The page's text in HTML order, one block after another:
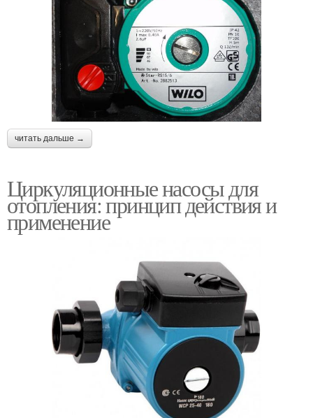
читать дальше →
Циркуляционные насосы для
отопления: принцип действия и
применение